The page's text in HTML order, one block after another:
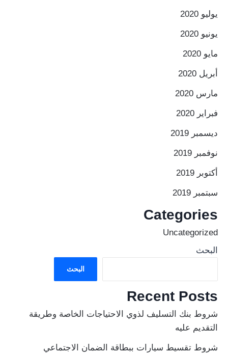
يوليو 2020
يونيو 2020
مايو 2020
أبريل 2020
مارس 2020
فبراير 2020
ديسمبر 2019
نوفمبر 2019
أكتوبر 2019
سبتمبر 2019
Categories
Uncategorized
البحث
البحث
Recent Posts
شروط بنك التسليف لذوي الاحتياجات الخاصة وطريقة
التقديم عليه
شروط تقسيط سيارات ببطاقة الضمان الاجتماعي